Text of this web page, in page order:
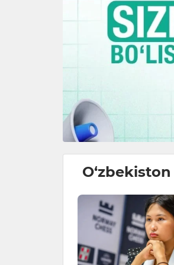
O‘zbekiston